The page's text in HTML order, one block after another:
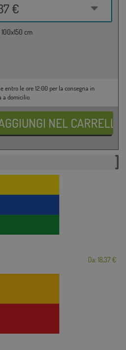
€
cm
le ore 12:00 per la consegna in
a domicilio.
Da: 18,37 €